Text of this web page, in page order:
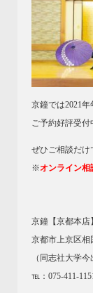
京鐘では2021
ご予約好評受
ぜひご相談だけ
※オンライン相
京鐘【京都本店
京都市上京区相
（同志社大学
℡：075-411-